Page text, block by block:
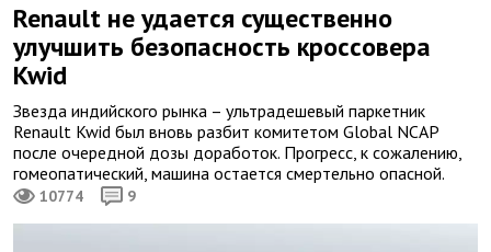
Renault не удается существенно
улучшить безопасность кроссовера
Kwid
Звезда индийского рынка – ультрадешевый паркетник
Renault Kwid был вновь разбит комитетом Global NCAP
после очередной дозы доработок. Прогресс, к сожалению,
гомеопатический, машина остается смертельно опасной.
10774 9